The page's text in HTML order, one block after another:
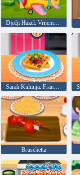
Dječji Hazel: Vrijeme je za večeru
Sarah Kuhinja: Francuski vafli
Bruschetta